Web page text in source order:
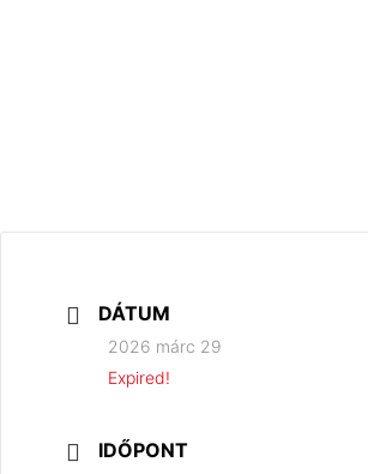
DÁTUM
2026 márc 29
Expired!
IDŐPONT